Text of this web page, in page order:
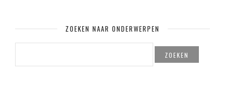
ZOEKEN NAAR ONDERWERPEN
ZOEKEN